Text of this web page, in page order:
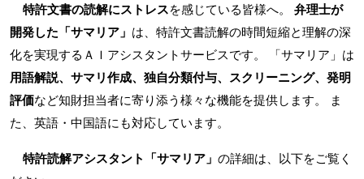
特許文書の読解にストレスを感じている皆様へ。 弁理士が
開発した「サマリア」 は、特許文書読解の時間短縮と理解の深
化を実現するＡＩアシスタントサービスです。 「サマリア」は
用語解説、サマリ作成、独自分類付与、スクリーニング、発明
評価など知財担当者に寄り添う様々な機能を提供します。 ま
た、英語・中国語にも対応しています。
特許読解アシスタント「サマリア」 の詳細は、以下をご覧く